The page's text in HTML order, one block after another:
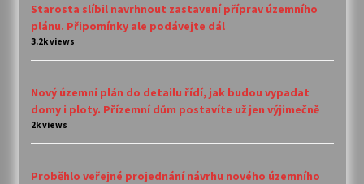
Starosta slíbil navrhnout zastavení příprav územního
plánu. Připomínky ale podávejte dál
3.2k views
Nový územní plán do detailu řídí, jak budou vypadat
domy i ploty. Přízemní dům postavíte už jen výjimečně
2k views
Proběhlo veřejné projednání návrhu nového územního